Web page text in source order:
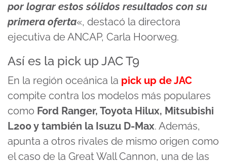
por lograr estos sólidos resultados con su
primera oferta«, destacó la directora
ejecutiva de ANCAP, Carla Hoorweg.
Así es la pick up JAC T9
En la región oceánica la pick up de JAC
compite contra los modelos más populares
como Ford Ranger, Toyota Hilux, Mitsubishi
L200 y también la Isuzu D-Max. Además,
apunta a otros rivales de mismo origen como
el caso de la Great Wall Cannon, una de las